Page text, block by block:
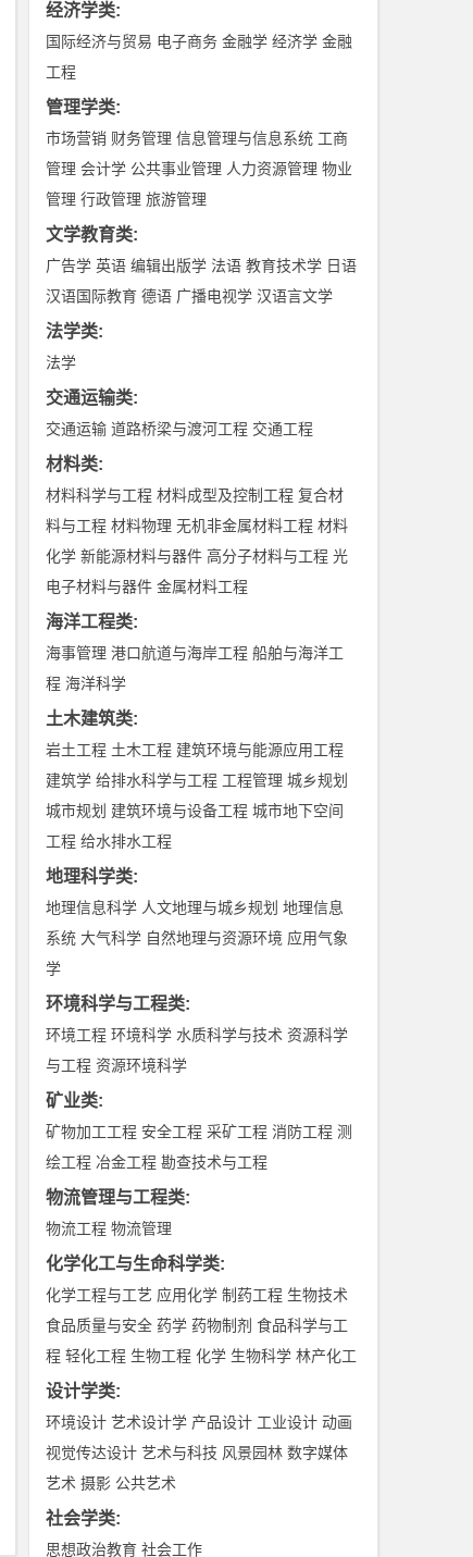
经济学类:
国际经济与贸易 电子商务 金融学 经济学 金融
工程
管理学类:
市场营销 财务管理 信息管理与信息系统 工商
管理 会计学 公共事业管理 人力资源管理 物业
管理 行政管理 旅游管理
文学教育类:
广告学 英语 编辑出版学 法语 教育技术学 日语
汉语国际教育 德语 广播电视学 汉语言文学
法学类:
法学
交通运输类:
交通运输 道路桥梁与渡河工程 交通工程
材料类:
材料科学与工程 材料成型及控制工程 复合材
料与工程 材料物理 无机非金属材料工程 材料
化学 新能源材料与器件 高分子材料与工程 光
电子材料与器件 金属材料工程
海洋工程类:
海事管理 港口航道与海岸工程 船舶与海洋工
程 海洋科学
土木建筑类:
岩土工程 土木工程 建筑环境与能源应用工程
建筑学 给排水科学与工程 工程管理 城乡规划
城市规划 建筑环境与设备工程 城市地下空间
工程 给水排水工程
地理科学类:
地理信息科学 人文地理与城乡规划 地理信息
系统 大气科学 自然地理与资源环境 应用气象
学
环境科学与工程类:
环境工程 环境科学 水质科学与技术 资源科学
与工程 资源环境科学
矿业类:
矿物加工工程 安全工程 采矿工程 消防工程 测
绘工程 冶金工程 勘查技术与工程
物流管理与工程类:
物流工程 物流管理
化学化工与生命科学类:
化学工程与工艺 应用化学 制药工程 生物技术
食品质量与安全 药学 药物制剂 食品科学与工
程 轻化工程 生物工程 化学 生物科学 林产化工
设计学类:
环境设计 艺术设计学 产品设计 工业设计 动画
视觉传达设计 艺术与科技 风景园林 数字媒体
艺术 摄影 公共艺术
社会学类:
思想政治教育 社会工作